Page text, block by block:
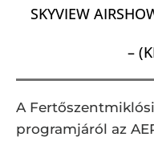
SKYVIEW
–
A
programjáról az